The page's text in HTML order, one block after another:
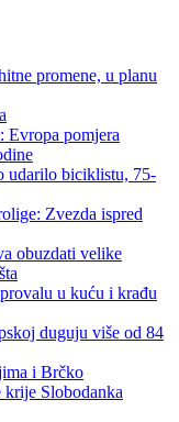
promene, u planu
Evropa pomjera
udarilo biciklistu, 75-
Zvezda ispred
obuzdati velike
u kuću i krađu
duguju više od 84
i Brčko
Slobodanka